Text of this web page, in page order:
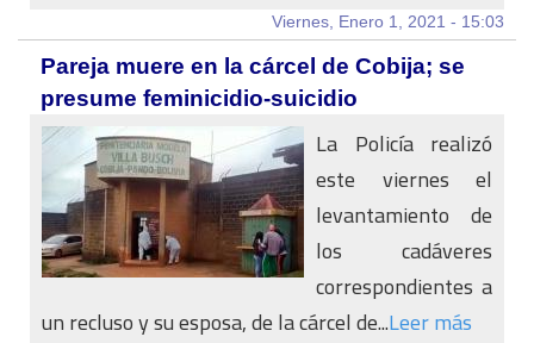
Viernes, Enero 1, 2021 - 15:03
Pareja muere en la cárcel de Cobija; se
presume feminicidio-suicidio
La Policía realizó
este viernes el
levantamiento de
los cadáveres
correspondientes a
un recluso y su esposa, de la cárcel de...Leer más